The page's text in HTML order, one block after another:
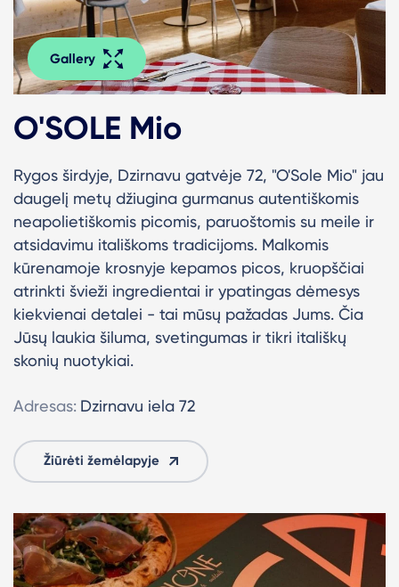
Gallery
O'SOLE Mio
Rygos širdyje, Dzirnavu gatvėje 72, "O'Sole Mio" jau
daugelį metų džiugina gurmanus autentiškomis
neapolietiškomis picomis, paruoštomis su meile ir
atsidavimu itališkoms tradicijoms. Malkomis
kūrenamoje krosnyje kepamos picos, kruopščiai
atrinkti švieži ingredientai ir ypatingas dėmesys
kiekvienai detalei - tai mūsų pažadas Jums. Čia
Jūsų laukia šiluma, svetingumas ir tikri itališkų
skonių nuotykiai.
Adresas: Dzirnavu iela 72
Žiūrėti žemėlapyje